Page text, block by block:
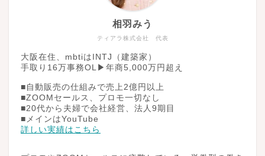
ティアラ株式会社 代表
相羽みう
大阪在住、mbtiはINTJ（建築家）
手取り16万事務OL▶︎年商5,000万円超え
■自動販売の仕組みで売上2億円以上
■ZOOMセールス、プロモ一切なし
■20代から夫婦で会社経営、法人9期目
■メインはYouTube
詳しい実績はこちら